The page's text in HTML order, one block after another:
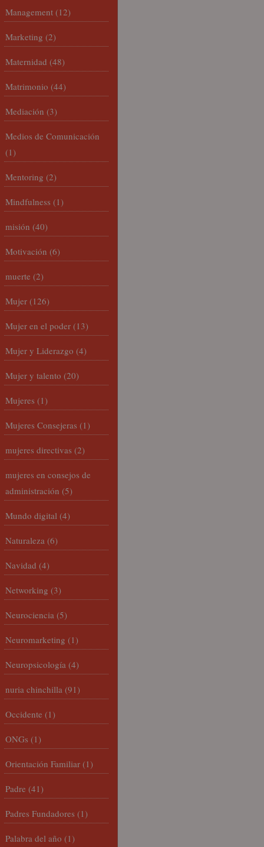
Management (12)
Marketing (2)
Maternidad (48)
Matrimonio (44)
Mediación (3)
Medios de Comunicación
(1)
Mentoring (2)
Mindfulness (1)
misión (40)
Motivación (6)
muerte (2)
Mujer (126)
Mujer en el poder (13)
Mujer y Liderazgo (4)
Mujer y talento (20)
Mujeres (1)
Mujeres Consejeras (1)
mujeres directivas (2)
mujeres en consejos de
administración (5)
Mundo digital (4)
Naturaleza (6)
Navidad (4)
Networking (3)
Neurociencia (5)
Neuromarketing (1)
Neuropsicología (4)
nuria chinchilla (91)
Occidente (1)
ONGs (1)
Orientación Familiar (1)
Padre (41)
Padres Fundadores (1)
Palabra del año (1)